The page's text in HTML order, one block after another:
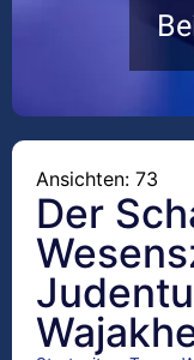
Ansichten: 73
Der